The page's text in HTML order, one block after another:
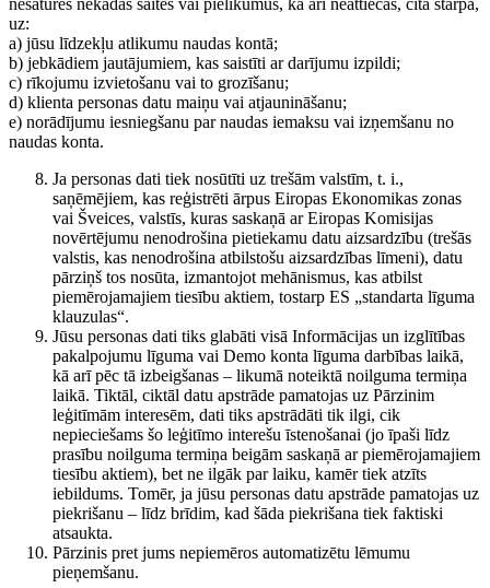
nesaturēs nekādas saites vai pielikumus, kā arī neattiecas, cita starpā,
uz:
a) jūsu līdzekļu atlikumu naudas kontā;
b) jebkādiem jautājumiem, kas saistīti ar darījumu izpildi;
c) rīkojumu izvietošanu vai to grozīšanu;
d) klienta personas datu maiņu vai atjaunināšanu;
e) norādījumu iesniegšanu par naudas iemaksu vai izņemšanu no
naudas konta.
Ja personas dati tiek nosūtīti uz trešām valstīm, t. i.,
saņēmējiem, kas reģistrēti ārpus Eiropas Ekonomikas zonas
vai Šveices, valstīs, kuras saskaņā ar Eiropas Komisijas
novērtējumu nenodrošina pietiekamu datu aizsardzību (trešās
valstis, kas nenodrošina atbilstošu aizsardzības līmeni), datu
pārziņš tos nosūta, izmantojot mehānismus, kas atbilst
piemērojamajiem tiesību aktiem, tostarp ES „standarta līguma
klauzulas“.
Jūsu personas dati tiks glabāti visā Informācijas un izglītības
pakalpojumu līguma vai Demo konta līguma darbības laikā,
kā arī pēc tā izbeigšanas – likumā noteiktā noilguma termiņa
laikā. Tiktāl, ciktāl datu apstrāde pamatojas uz Pārzinim
leģitīmām interesēm, dati tiks apstrādāti tik ilgi, cik
nepieciešams šo leģitīmo interešu īstenošanai (jo īpaši līdz
prasību noilguma termiņa beigām saskaņā ar piemērojamajiem
tiesību aktiem), bet ne ilgāk par laiku, kamēr tiek atzīts
iebildums. Tomēr, ja jūsu personas datu apstrāde pamatojas uz
piekrišanu – līdz brīdim, kad šāda piekrišana tiek faktiski
atsaukta.
Pārzinis pret jums nepiemēros automatizētu lēmumu
pieņemšanu.